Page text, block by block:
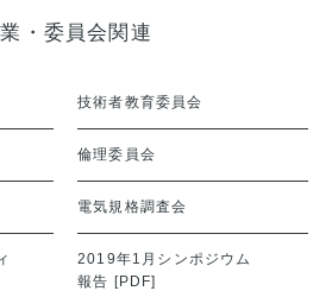
・委員会関連
技術者教育委員会
倫理委員会
電気規格調査会
2019年1月シンポジウム
報告 [PDF]